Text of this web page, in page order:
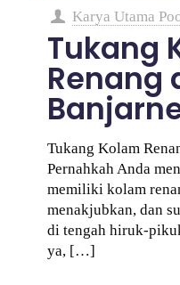
Karya Utama
Tukang
Renang
Tukang Kolam
Pernahkah Anda
memiliki kolam
menakjubkan, dan
di tengah hiruk-
ya, […]